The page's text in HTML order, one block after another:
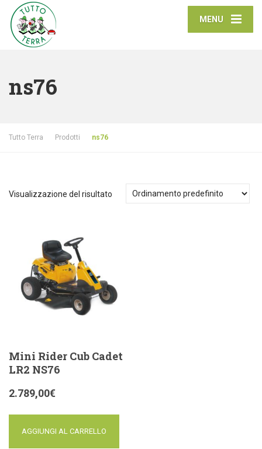
MENU
ns76
Tutto Terra Prodotti ns76
Visualizzazione del risultato
Mini Rider Cub Cadet
LR2 NS76
2.789,00€
AGGIUNGI AL CARRELLO